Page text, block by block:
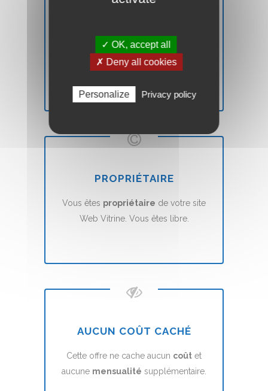
Vous n'êtes passatisfait? Nous vous
remboursonssans aucune condition.
PROPRIÉTAIRE
Vous êtes propriétaire de votre site
Web Vitrine. Vous êtes libre.
AUCUN COÛT CACHÉ
Cette offre ne cache aucun coût et
aucune mensualité supplémentaire.
✓ OK, accept all
✗ Deny all cookies
Personalize Privacy policy